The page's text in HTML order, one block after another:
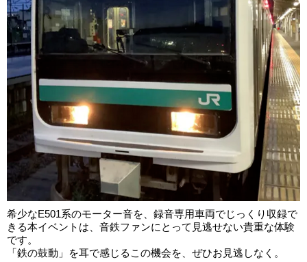
希少なE501系のモーター音を、録音専用車両でじっくり収録で
きる本イベントは、音鉄ファンにとって見逃せない貴重な体験
です。
「鉄の鼓動」を耳で感じるこの機会を、ぜひお見逃しなく。